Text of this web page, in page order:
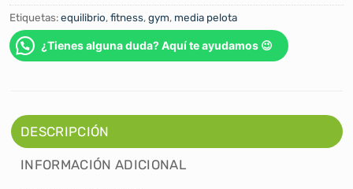
Etiquetas:equilibrio,fitness,gym, media pelota
¿Tienes alguna duda? Aquí te ayudamos 😉
DESCRIPCIÓN
INFORMACIÓN ADICIONAL